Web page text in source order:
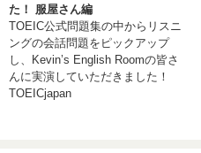
た！ 服屋さん編
TOEIC公式問題集の中からリスニ
ングの会話問題をピックアップ
し、Kevin’s English Roomの皆さ
んに実演していただきました！
TOEICjapan